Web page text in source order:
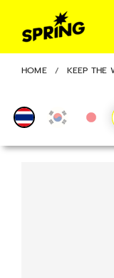
HOME KEEP THE